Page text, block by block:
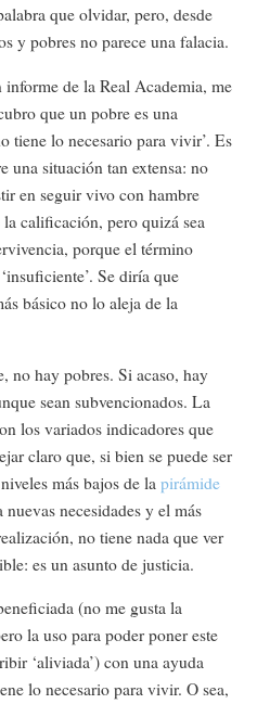
que olvidar, pero, desde
y pobres no parece una falacia.
informe de la Real Academia, me
que un pobre es una
tiene lo necesario para vivir’. Es
una situación tan extensa: no
en seguir vivo con hambre
calificación, pero quizá sea
porque el término
Se diría que
básico no lo aleja de la
no hay pobres. Si acaso, hay
sean subvencionados. La
los variados indicadores que
claro que, si bien se puede ser
más bajos de lapirámide
nuevas necesidades y el más
no tiene nada que ver
es un asunto de justicia.
(no me gusta la
la uso para poder poner este
‘aliviada’) con una ayuda
lo necesario para vivir. O sea,